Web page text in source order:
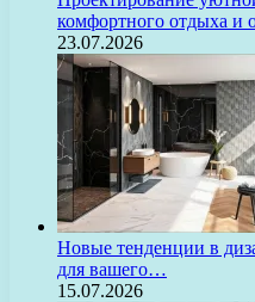
комфортного отдыха и
23.07.2026
Новые тенденции в
для вашего…
15.07.2026